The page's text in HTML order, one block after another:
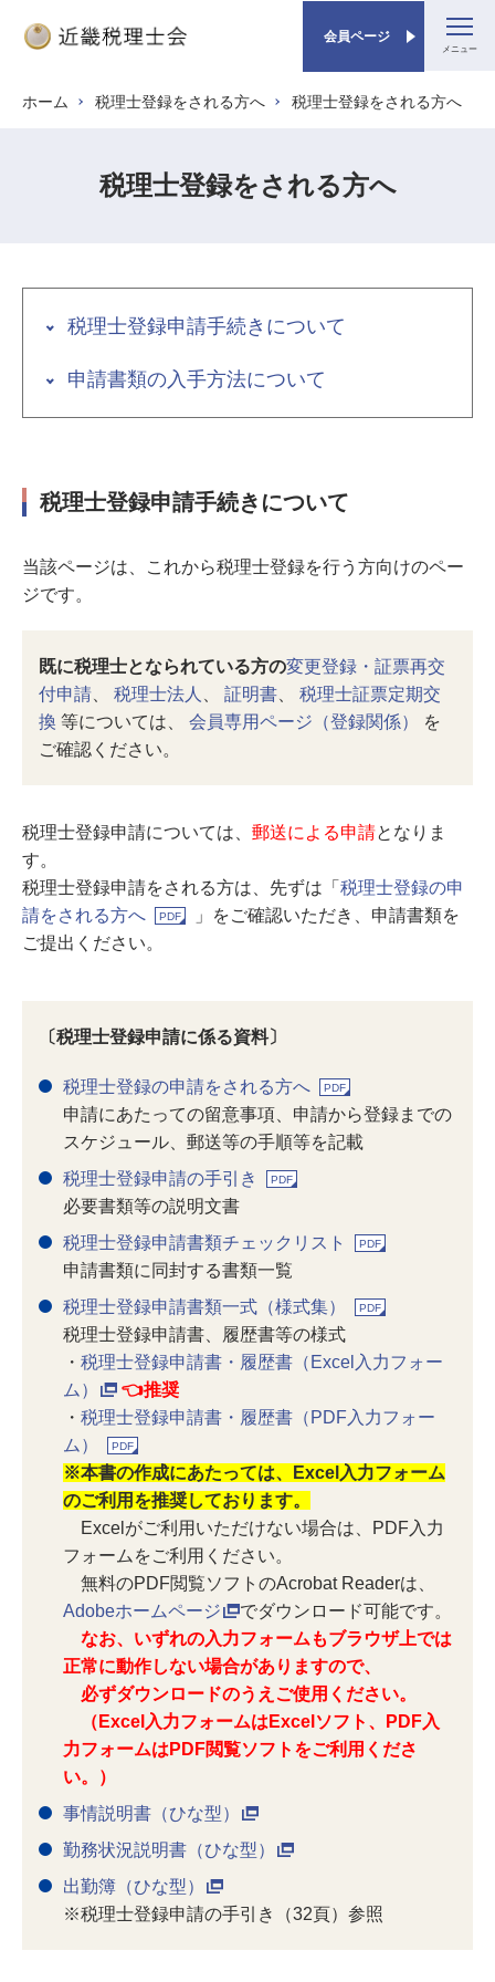
会員ページ
パンくず
ホーム 税理士登録をされる方へ 税理士登録をされる方へ
税理士登録をされる方へ
税理士登録申請手続きについて
申請書類の入手方法について
税理士登録申請手続きについて
当該ページは、これから税理士登録を行う方向けのペー
ジです。
既に税理士となられている方の変更登録・証票再交
付申請
税理士法人 証明書
税理士証票定期交
換 等については、 会員専用ページ（登録関係）
を
ご確認ください。
税理士登録申請については、 郵送による申請となりま
す。
税理士登録申請をされる方は、先ずは「 税理士登録の申
請をされる方へ
」をご確認いただき、申請書類を
ご提出ください。
〔税理士登録申請に係る資料〕
税理士登録の申請をされる方へ
申請にあたっての留意事項、申請から登録までの
スケジュール、郵送等の手順等を記載
税理士登録申請の手引き
必要書類等の説明文書
税理士登録申請書類チェックリスト
申請書類に同封する書類一覧
税理士登録申請書類一式（様式集）
税理士登録申請書、履歴書等の様式
・ 税理士登録申請書・履歴書（Excel入力フォー
ム）
👈推奨
・ 税理士登録申請書・履歴書（PDF入力フォー
ム）
※本書の作成にあたっては、Excel入力フォーム
のご利用を推奨しております。
Excelがご利用いただけない場合は、PDF入力
フォームをご利用ください。
無料のPDF閲覧ソフトのAcrobat Readerは、
Adobeホームページ
でダウンロード可能です。
なお、いずれの入力フォームもブラウザ上では
正常に動作しない場合がありますので、
必ずダウンロードのうえご使用ください。
（Excel入力フォームはExcelソフト、PDF入
力フォームはPDF閲覧ソフトをご利用くださ
い。）
事情説明書（ひな型）
勤務状況説明書（ひな型）
出勤簿（ひな型）
※税理士登録申請の手引き（32頁）参照